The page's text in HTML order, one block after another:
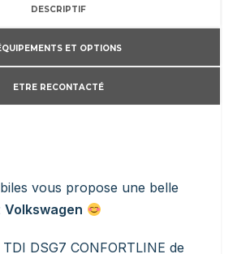
DESCRIPTIF
ET OPTIONS
ETRE RECONTACTÉ
vous propose une belle
Volkswagen
DSG7 CONFORTLINE de